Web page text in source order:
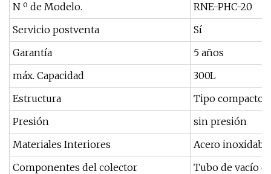
N º de Modelo.
RNE-PHC-20
Servicio postventa
Sí
Garantía
5 años
máx. Capacidad
300L
Estructura
Tipo compacto
Presión
sin presión
Materiales Interiores
Acero
Componentes del colector
Tubo de vacío